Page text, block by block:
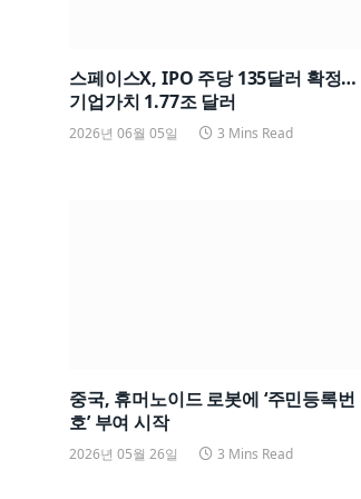
스페이스X, IPO 주당 135달러 확정…
기업가치 1.77조 달러
2026년 06월 05일 3 Mins Read
중국, 휴머노이드 로봇에 ‘주민등록번
호’ 부여 시작
2026년 05월 26일 3 Mins Read